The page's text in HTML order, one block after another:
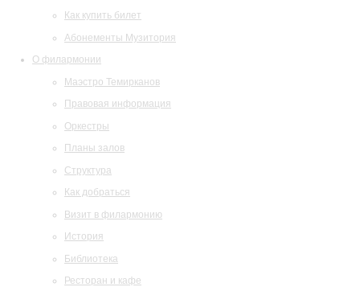
Как купить билет
Абонементы Музитория
О филармонии
Маэстро Темирканов
Правовая информация
Оркестры
Планы залов
Структура
Как добраться
Визит в филармонию
История
Библиотека
Ресторан и кафе